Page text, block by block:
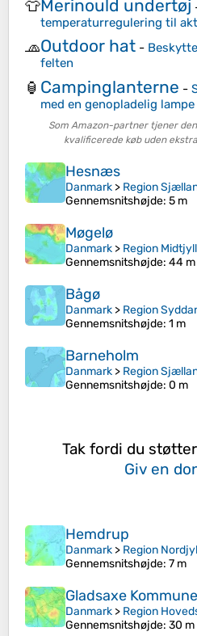
👕Merinould undertøj
temperaturregulering til
🧢Outdoor hat -
felten
🏮 Campinglanterne -
med en genopladelig lampe
Som Amazon-partner tjener
kvalificerede køb uden
Hesnæs
Danmark > Region
Gennemsnitshøjde: 5 m
Møgelø
Danmark > Region
Gennemsnitshøjde: 44 m
Bågø
Danmark > Region
Gennemsnitshøjde: 1 m
Barneholm
Danmark > Region
Gennemsnitshøjde: 0 m
Tak fordi du
Giv en
Hemdrup
Danmark > Region
Gennemsnitshøjde: 7 m
Gladsaxe Kommune
Danmark > Region
Gennemsnitshøjde: 30 m